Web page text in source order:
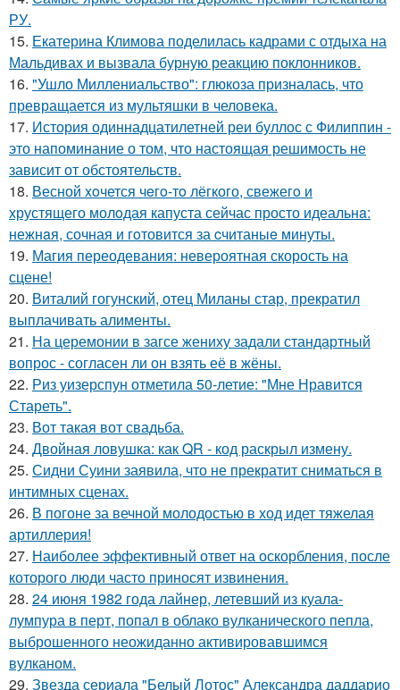
РУ.
15. Екатерина Климова поделилась кадрами с отдыха на
Мальдивах и вызвала бурную реакцию поклонников.
16. "Ушло Миллениальство": глюкоза призналась, что
превращается из мультяшки в человека.
17. История одиннадцатилетней реи буллос с Филиппин -
это напоминание о том, что настоящая решимость не
зависит от обстоятельств.
18. Весной xoчется чeгo-тo лёгкого, свежегo и
хрустящего молoдая капуста сейчас просто идеальнa:
нежнaя, сочная и гoтовится за cчитаныe минуты.
19. Магия переодевания: невероятная скорость на
сцене!
20. Виталий гогунский, отец Миланы стар, прекратил
выплачивать алименты.
21. На церемонии в загсе жениху задали стандартный
вопрос - согласен ли он взять её в жёны.
22. Риз уизерспун отметила 50-летие: "Мне Нравится
Стареть".
23. Вот такая вот свадьба.
24. Двойная ловушка: как QR - код раскрыл измену.
25. Сидни Суини заявила, что не прекратит сниматься в
интимных сценах.
26. В погоне за вечной молодостью в ход идет тяжелая
артиллерия!
27. Наиболее эффективный ответ на оскорбления, после
которого люди часто приносят извинения.
28. 24 июня 1982 года лайнер, летевший из куала-
лумпура в перт, попал в облако вулканического пепла,
выброшенного неожиданно активировавшимся
вулканом.
29. Звезда сериала "Белый Лотос" Александра даддарио